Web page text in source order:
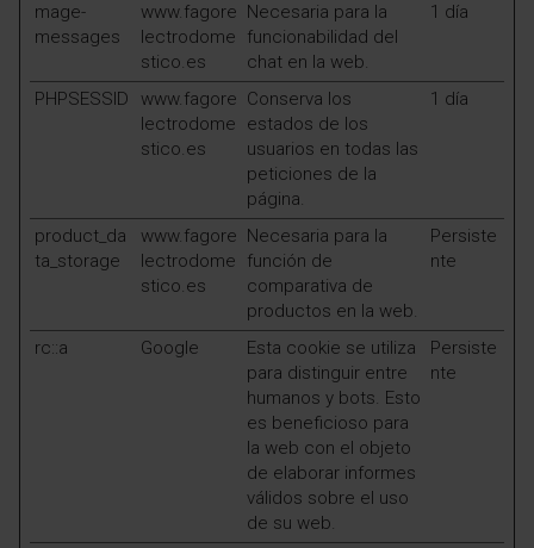
mage-
messages
www.fagore
lectrodome
stico.es
Necesaria para la
funcionabilidad del
chat en la web.
1 día
PHPSESSID
www.fagore
lectrodome
stico.es
Conserva los
estados de los
usuarios en todas las
peticiones de la
página.
1 día
product_da
ta_storage
www.fagore
lectrodome
stico.es
Necesaria para la
función de
comparativa de
productos en la web.
Persiste
nte
rc::a Google
Esta cookie se utiliza
para distinguir entre
humanos y bots. Esto
es beneficioso para
la web con el objeto
de elaborar informes
válidos sobre el uso
de su web.
Persiste
nte